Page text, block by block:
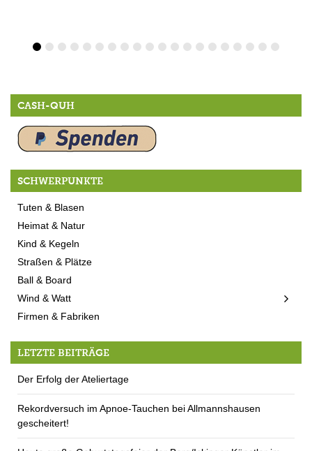
CASH-QUH
SCHWERPUNKTE
Tuten & Blasen
Heimat & Natur
Kind & Kegeln
Straßen & Plätze
Ball & Board
Wind & Watt
Firmen & Fabriken
LETZTE BEITRÄGE
Der Erfolg der Ateliertage
Rekordversuch im Apnoe-Tauchen bei Allmannshausen
gescheitert!